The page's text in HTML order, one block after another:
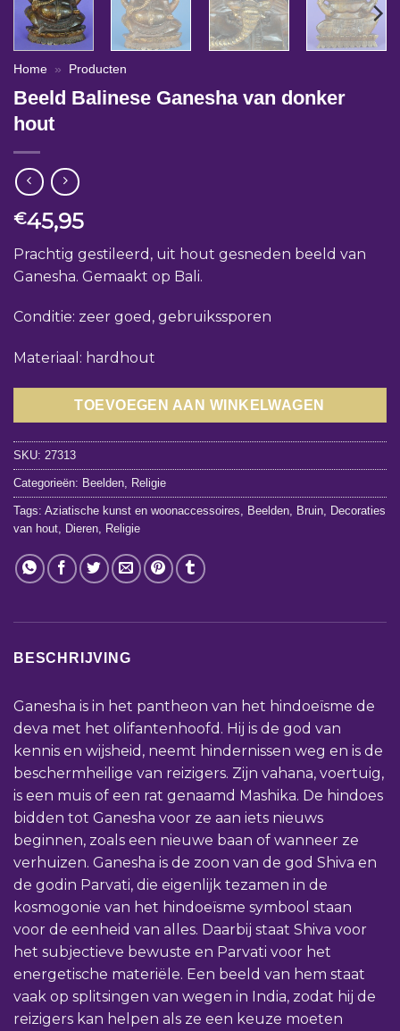
Home » Producten
Beeld Balinese Ganesha van donker
hout
€45,95
Prachtig gestileerd, uit hout gesneden beeld van
Ganesha. Gemaakt op Bali.
Conditie: zeer goed, gebruikssporen
Materiaal: hardhout
TOEVOEGEN AAN WINKELWAGEN
SKU: 27313
Categorieën: Beelden Religie
Tags: Aziatische kunst en woonaccessoires Beelden Bruin
Decoraties
van hout
Dieren Religie
BESCHRIJVING
Ganesha is in het pantheon van het hindoeïsme de
deva met het olifantenhoofd. Hij is de god van
kennis en wijsheid, neemt hindernissen weg en is de
beschermheilige van reizigers. Zijn vahana, voertuig,
is een muis of een rat genaamd Mashika. De hindoes
bidden tot Ganesha voor ze aan iets nieuws
beginnen, zoals een nieuwe baan of wanneer ze
verhuizen. Ganesha is de zoon van de god Shiva en
de godin Parvati, die eigenlijk tezamen in de
kosmogonie van het hindoeïsme symbool staan
voor de eenheid van alles. Daarbij staat Shiva voor
het subjectieve bewuste en Parvati voor het
energetische materiële. Een beeld van hem staat
vaak op splitsingen van wegen in India, zodat hij de
reizigers kan helpen als ze een keuze moeten